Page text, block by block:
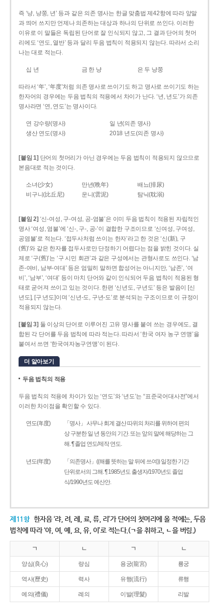
즉 ‘냥, 냥쭝, 년’ 등과 같은 의존 명사는 한글 맞춤법 제42항에 따라 앞말
과 띄어 쓰지만 언제나 의존하는 대상과 하나의 단위로 쓰인다. 이러한
이유로 이 말들은 독립된 단어로 잘 인식되지 않고, 그 결과 단어의 첫머
리에도 ‘연도, 열반’ 등과 달리 두음 법칙이 적용되지 않는다. 따라서 소리
나는 대로 적는다.
십 년 금 한 냥 은 두 냥쭝
따라서 ‘年’, ‘年度’처럼 의존 명사로 쓰이기도 하고 명사로 쓰이기도 하는
한자어의 경우에는 두음 법칙의 적용에서 차이가 난다. ‘년, 년도’가 의존
명사라면 ‘연, 연도’는 명사이다.
연 강수량(명사)
일 년(의존 명사)
생산 연도(명사)
2018 년도(의존 명사)
[붙임 1] 단어의 첫머리가 아닌 경우에는 두음 법칙이 적용되지 않으므로
본음대로 적는 것이다.
소녀(少女) 만년(晩年)
배뇨(排尿)
비구니(比丘尼)
운니(雲泥) 탐닉(耽溺)
[붙임 2] ‘신-여성, 구-여성, 공-염불’은 이미 두음 법칙이 적용된 자립적인
명사 ‘여성, 염불’에 ‘신-, 구-, 공-’이 결합한 구조이므로 ‘신여성, 구여성,
공염불’로 적는다. ‘접두사처럼 쓰이는 한자’라고 한 것은 ‘신(新), 구
(舊)’와 같은 한자를 접두사로만 단정하기 어렵다는 점을 밝힌 것이다. 실
제로 ‘구(舊)’는 ‘구 시민 회관’과 같은 구성에서는 관형사로도 쓰인다. ‘남
존­-여비, 남부-­여대’ 등은 엄밀히 말하면 합성어는 아니지만, ‘남존’, ‘여
비’, ‘남부’, ‘여대’ 등이 마치 단어와 같이 인식되어 두음 법칙이 적용된 형
태로 굳어져 쓰이고 있는 것이다. 한편 ‘신년도, 구년도’ 등은 발음이 [신
년도], [구ː년도]이며 ‘신년­-도, 구년-­도’로 분석되는 구조이므로 이 규정이
적용되지 않는다.
[붙임 3] 둘 이상의 단어로 이루어진 고유 명사를 붙여 쓰는 경우에도, 결
합된 각 단어를 두음 법칙에 따라 적는다. 따라서 ‘한국 여자 농구 연맹’을
붙여서 쓰면 ‘한국여자농구연맹’이 된다.
더 알아보기
두음 법칙의 적용
두음 법칙의 적용에 차이가 있는 ‘연도’와 ‘년도’는 “표준국어대사전”에서
이러한 차이점을 확인할 수 있다.
연도(年度)
「명사」 사무나 회계 결산 따위의 처리를 위하여 편의
상 구분한 일 년 동안의 기간. 또는 앞의 말에 해당하는 그
해. ¶ 졸업 연도/제작 연도.
년도(年度)
「의존명사」((해를 뜻하는 말 뒤에 쓰여)) 일정한 기간
단위로서의 그해. ¶ 1985년도 출생자/1970년도 졸업
식/1990년도 예산안.
제11항 한자음 ‘랴, 려, 례, 료, 류, 리’가 단어의 첫머리에 올 적에는, 두음
법칙에 따라 ‘야, 여, 예, 요, 유, 이’로 적는다.(ㄱ을 취하고, ㄴ을 버림.)
ㄱ ㄴ ㄱ ㄴ
양심(良心) 량심 용궁(龍宮) 룡궁
역사(歷史) 력사 유행(流行) 류행
예의(禮儀) 례의 이발(理髮) 리발